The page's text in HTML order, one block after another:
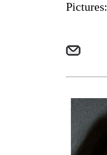
Pictures: